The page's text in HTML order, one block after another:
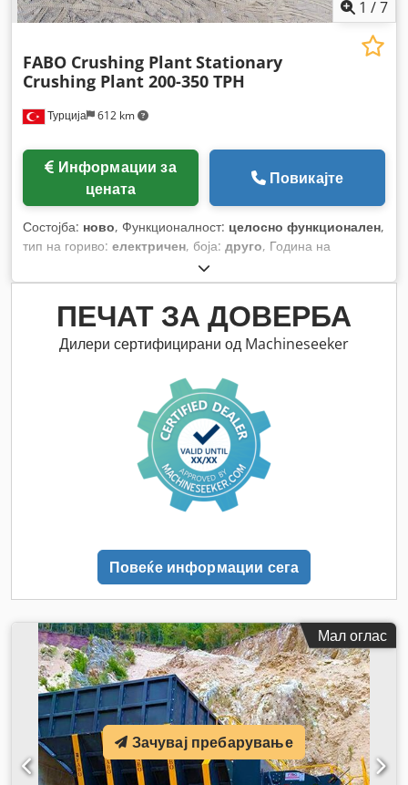
1 /7
Турција 612 km
FABO Crushing PlantStationary
Crushing Plant 200-350 TPH
цената
Повикајте
Состојба: ново, Функционалност: целосно функционален,
тип на гориво: електричен, боја: друго, Година на
ПЕЧАТ ЗА ДОВЕРБА
Дилери сертифицирани од Machineseeker
Повеќе информации сега
Мал оглас
Зачувај пребарување